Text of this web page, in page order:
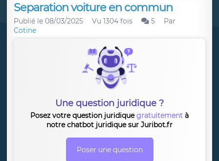
Separation voiture en commun
Publié le 08/03/2025 Vu 1304 fois 5
Par
Cotine
Une question juridique ?
Posez votre question juridiquegratuitement à
notre chatbot juridique sur Juribot.fr
Poser une question